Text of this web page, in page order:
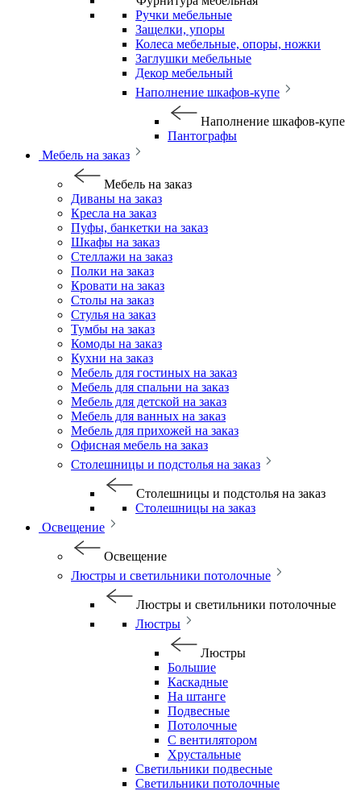
Ручки мебельные
Защелки, упоры
Колеса мебельные, опоры, ножки
Заглушки мебельные
Декор мебельный
Наполнение шкафов-купе
Наполнение шкафов-купе
Пантографы
Мебель на заказ
Мебель на заказ
Диваны на заказ
Кресла на заказ
Пуфы, банкетки на заказ
Шкафы на заказ
Стеллажи на заказ
Полки на заказ
Кровати на заказ
Столы на заказ
Стулья на заказ
Тумбы на заказ
Комоды на заказ
Кухни на заказ
Мебель для гостиных на заказ
Мебель для спальни на заказ
Мебель для детской на заказ
Мебель для ванных на заказ
Мебель для прихожей на заказ
Офисная мебель на заказ
Столешницы и подстолья на заказ
Столешницы и подстолья на заказ
Столешницы на заказ
Освещение
Освещение
Люстры и светильники потолочные
Люстры и светильники потолочные
Люстры
Люстры
Большие
Каскадные
На штанге
Подвесные
Потолочные
С вентилятором
Хрустальные
Светильники подвесные
Светильники потолочные